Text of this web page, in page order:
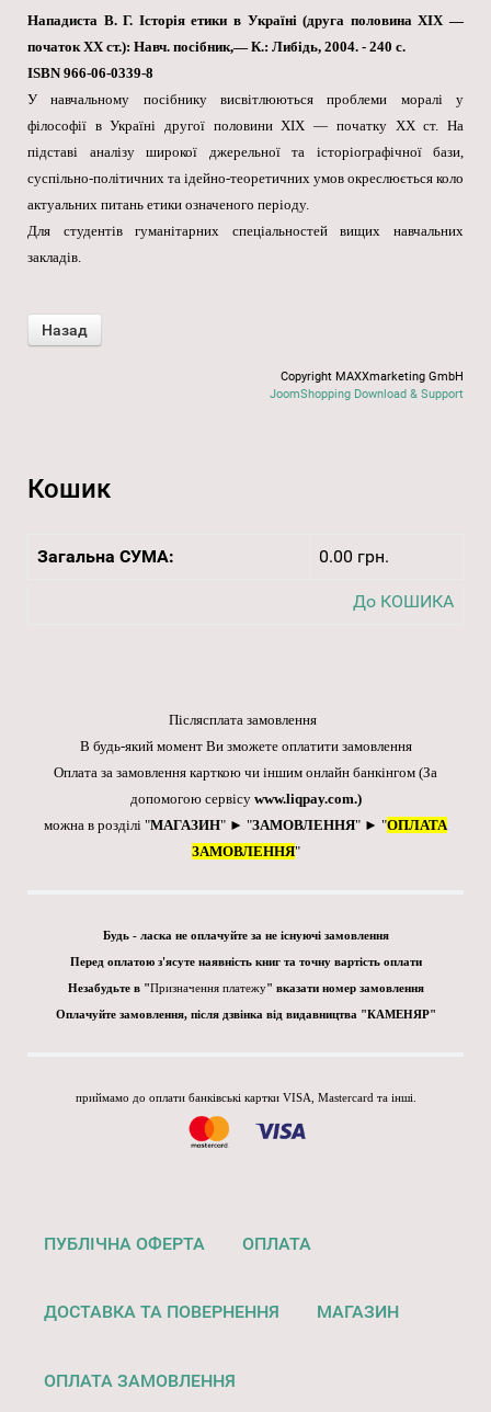
Нападиста В. Г. Історія етики в Україні (друга половина XIX —
початок XX ст.): Навч. посібник,— К.: Либідь, 2004. - 240 с.
ISBN 966-06-0339-8
У навчальному посібнику висвітлюються проблеми моралі у
філософії в Україні другої половини XIX — початку XX ст. На
підставі аналізу широкої джерельної та історіографічної бази,
суспільно-політичних та ідейно-теоретичних умов окреслюється коло
актуальних питань етики означеного періоду.
Для студентів гуманітарних спеціальностей вищих навчальних
закладів.
Copyright MAXXmarketing GmbH
JoomShopping Download & Support
Кошик
Загальна СУМА: 0.00 грн.
До КОШИКА
Післясплата замовлення
В будь-який момент Ви зможете оплатити замовлення
Оплата за замовлення карткою чи іншим онлайн банкінгом (За
допомогою сервісу www.liqpay.com.)
можна в розділі "МАГАЗИН" ► "ЗАМОВЛЕННЯ" ► "ОПЛАТА
ЗАМОВЛЕННЯ"
Будь - ласка не оплачуйте за не існуючі замовлення
Перед оплатою з'ясуте наявність книг та точну вартість оплати
Незабудьте в "Призначення платежу" вказати номер замовлення
Оплачуйте замовлення, після дзвінка від видавництва "КАМЕНЯР"
приймамо до оплати банківські картки VISA, Mastercard та інші.
ПУБЛІЧНА ОФЕРТА ОПЛАТА
ДОСТАВКА ТА ПОВЕРНЕННЯ МАГАЗИН
ОПЛАТА ЗАМОВЛЕННЯ